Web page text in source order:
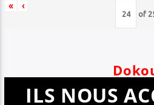
« ‹
of
ILS NOUS